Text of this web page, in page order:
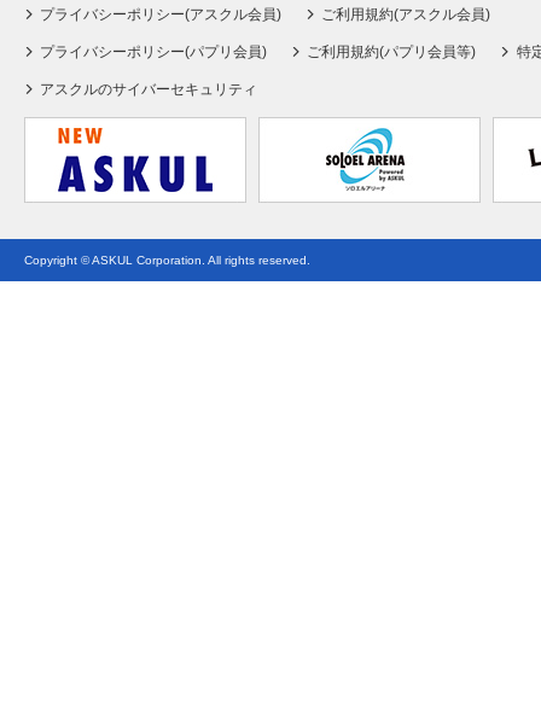
プライバシーポリシー(アスクル会員) ご利用規約(アスクル会員)
プライバシーポリシー(パプリ会員) ご利用規約(パプリ会員等) 特
アスクルのサイバーセキュリティ
Copyright © ASKUL Corporation. All rights reserved.